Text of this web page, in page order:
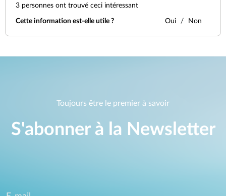
3 personnes ont trouvé ceci intéressant
Cette information est-elle utile ? Oui Non
Toujours être le premier à savoir
S'abonner à la Newsletter